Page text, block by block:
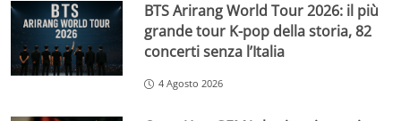
BTS Arirang World Tour 2026: il più
grande tour K-pop della storia, 82
concerti senza l’Italia
4 Agosto 2026